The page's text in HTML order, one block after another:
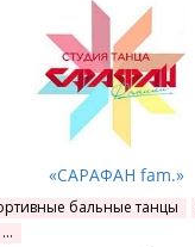
«САРАФАН fam.»
бальные танцы
…